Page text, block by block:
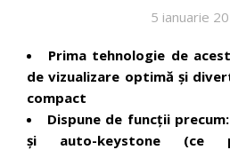
5 ianuarie
Prima tehnologie de
de vizualizare optimă și
compact
Dispune de funcții
și auto-keystone (ce